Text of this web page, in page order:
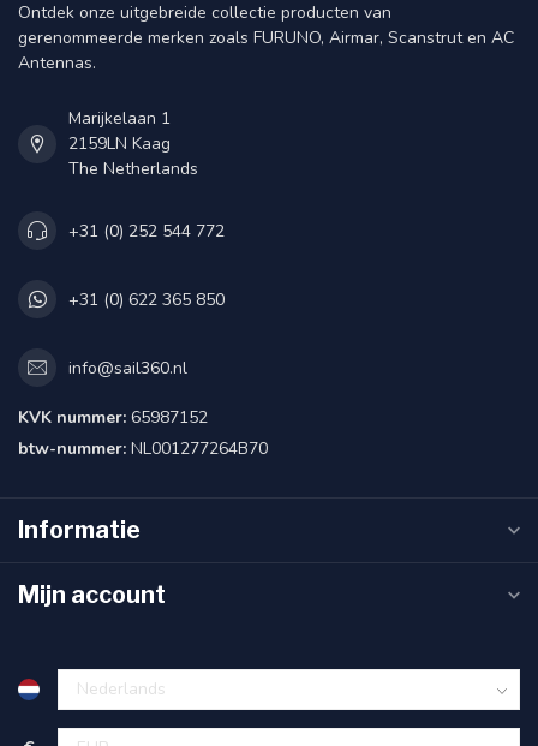
Ontdek onze uitgebreide collectie producten van
gerenommeerde merken zoals FURUNO, Airmar, Scanstrut en AC
Antennas.
Marijkelaan 1
2159LN Kaag
The Netherlands
+31 (0) 252 544 772
+31 (0) 622 365 850
info@sail360.nl
KVK nummer: 65987152
btw-nummer: NL001277264B70
Informatie
Mijn account